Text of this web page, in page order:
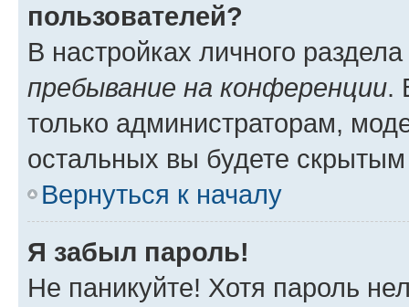
пользователей?
В настройках личного
пребывание на конференции.
только администраторам,
остальных вы будете
Вернуться к началу
Я забыл пароль!
Не паникуйте! Хотя пароль